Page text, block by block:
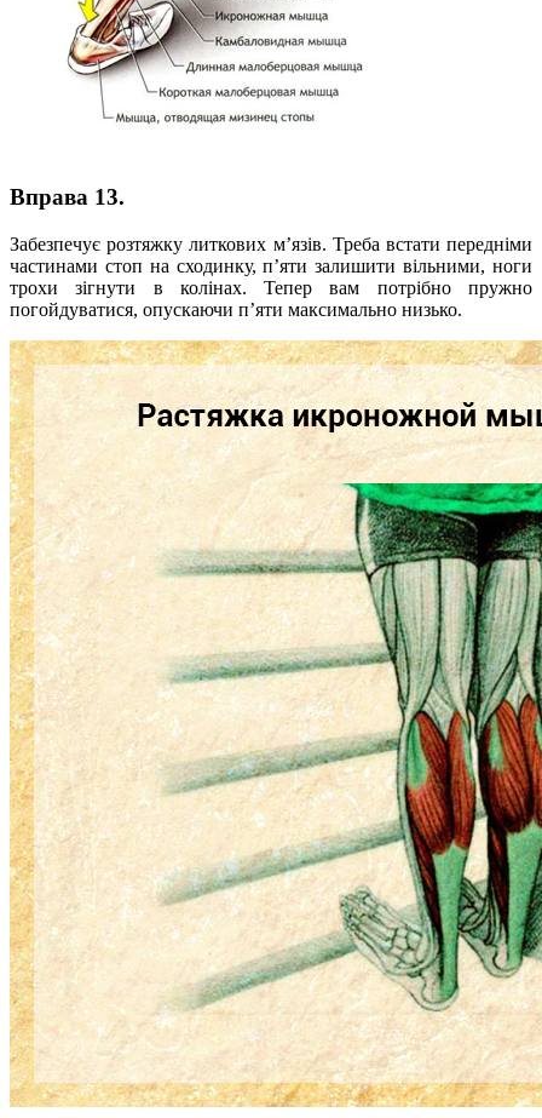
Вправа 13.
Забезпечує розтяжку литкових м’язів. Треба встати передніми
частинами стоп на сходинку, п’яти залишити вільними, ноги
трохи зігнути в колінах. Тепер вам потрібно пружно
погойдуватися, опускаючи п’яти максимально низько.